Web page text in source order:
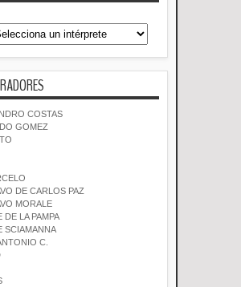
COSTAS
GOMEZ
DE CARLOS PAZ
MORALE
DE LA PAMPA
SCIAMANNA
C.